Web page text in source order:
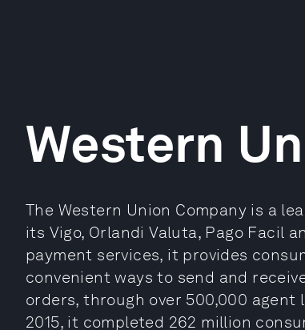
Western
The Western Union Company is a
its Vigo, Orlandi Valuta, Pago Facil
payment services, it provides
convenient ways to send and
orders, through over 500,000 agent
2015, it completed 262 million